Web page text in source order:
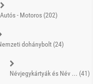
Autós - Motoros (202)
dohánybolt (24)
Névjegykártyák és Név ... (41)